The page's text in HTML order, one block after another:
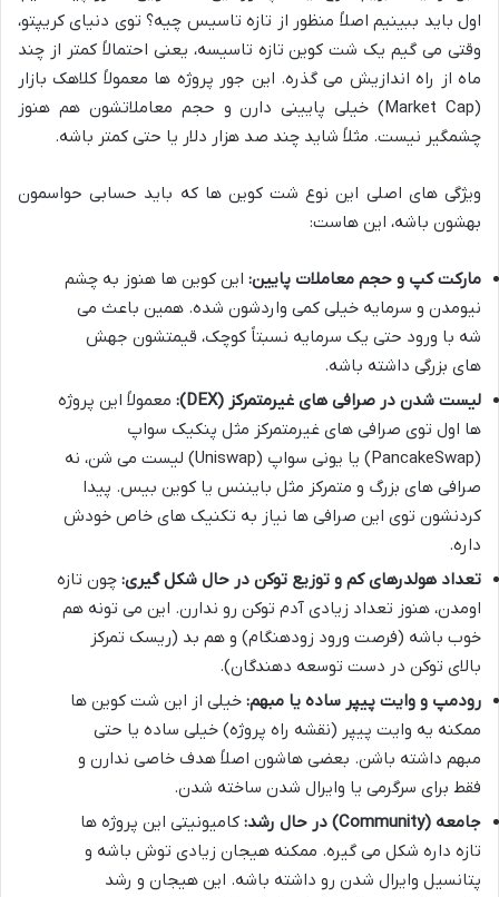
اول باید ببینیم اصلاً منظور از تازه تاسیس چیه؟ توی دنیای کریپتو،
وقتی می گیم یک شت کوین تازه تاسیسه، یعنی احتمالاً کمتر از چند
ماه از راه اندازیش می گذره. این جور پروژه ها معمولاً کلاهک بازار
(Market Cap) خیلی پایینی دارن و حجم معاملاتشون هم هنوز
چشمگیر نیست. مثلاً شاید چند صد هزار دلار یا حتی کمتر باشه.
ویژگی های اصلی این نوع شت کوین ها که باید حسابی حواسمون
بهشون باشه، این هاست:
مارکت کپ و حجم معاملات پایین: این کوین ها هنوز به چشم
نیومدن و سرمایه خیلی کمی واردشون شده. همین باعث می
شه با ورود حتی یک سرمایه نسبتاً کوچک، قیمتشون جهش
های بزرگی داشته باشه.
لیست شدن در صرافی های غیرمتمرکز (DEX):
معمولاً این پروژه
ها اول توی صرافی های غیرمتمرکز مثل پنکیک سواپ
(PancakeSwap) یا یونی سواپ (Uniswap) لیست می شن، نه
صرافی های بزرگ و متمرکز مثل بایننس یا کوین بیس. پیدا
کردنشون توی این صرافی ها نیاز به تکنیک های خاص خودش
داره.
تعداد هولدرهای کم و توزیع توکن در حال شکل گیری: چون تازه
اومدن، هنوز تعداد زیادی آدم توکن رو ندارن. این می تونه هم
خوب باشه (فرصت ورود زودهنگام) و هم بد (ریسک تمرکز
بالای توکن در دست توسعه دهندگان).
رودمپ و وایت پیپر ساده یا مبهم: خیلی از این شت کوین ها
ممکنه یه وایت پیپر (نقشه راه پروژه) خیلی ساده یا حتی
مبهم داشته باشن. بعضی هاشون اصلاً هدف خاصی ندارن و
فقط برای سرگرمی یا وایرال شدن ساخته شدن.
جامعه (Community) در حال رشد:
کامیونیتی این پروژه ها
تازه داره شکل می گیره. ممکنه هیجان زیادی توش باشه و
پتانسیل وایرال شدن رو داشته باشه. این هیجان و رشد